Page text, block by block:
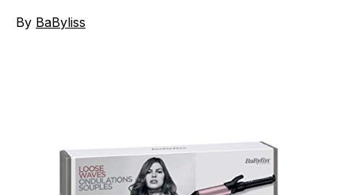
By BaByliss